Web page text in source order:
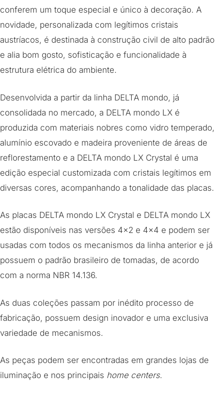
conferem um toque especial e único à decoração. A
novidade, personalizada com legítimos cristais
austríacos, é destinada à construção civil de alto padrão
e alia bom gosto, sofisticação e funcionalidade à
estrutura elétrica do ambiente.
Desenvolvida a partir da linha DELTA mondo, já
consolidada no mercado, a DELTA mondo LX é
produzida com materiais nobres como vidro temperado,
alumínio escovado e madeira proveniente de áreas de
reflorestamento e a DELTA mondo LX Crystal é uma
edição especial customizada com cristais legítimos em
diversas cores, acompanhando a tonalidade das placas.
As placas DELTA mondo LX Crystal e DELTA mondo LX
estão disponíveis nas versões 4×2 e 4×4 e podem ser
usadas com todos os mecanismos da linha anterior e já
possuem o padrão brasileiro de tomadas, de acordo
com a norma NBR 14.136.
As duas coleções passam por inédito processo de
fabricação, possuem design inovador e uma exclusiva
variedade de mecanismos.
As peças podem ser encontradas em grandes lojas de
iluminação e nos principais home centers.